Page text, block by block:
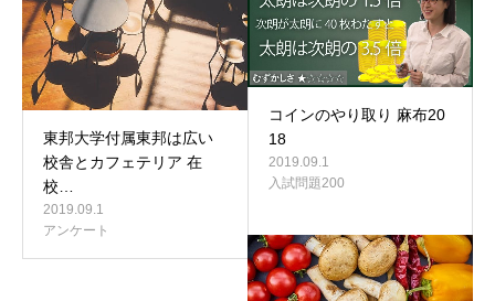
東邦大学付属東邦は広い
校舎とカフェテリア 在
校…
2019.09.1
アンケート
コインのやり取り 麻布20
18
2019.09.1
入試問題200